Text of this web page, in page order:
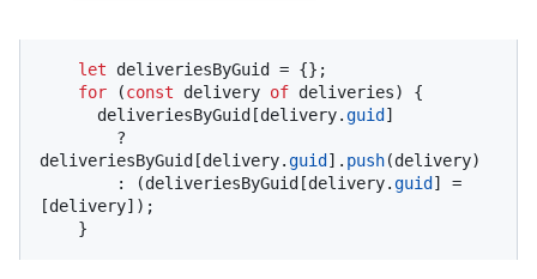
let deliveriesByGuid = {};
for (const delivery of deliveries) {
      deliveriesByGuid[delivery.
guid ]
deliveriesByGuid[delivery.guid ]. push(delivery)
        : (deliveriesByGuid[delivery.
guid ] =
[delivery]);
    }